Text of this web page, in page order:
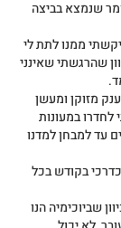
שנמצא בביצה
ממנו לתת לי
שהרגשתי שאינני
מזוקן ומעשן
לחדרו במעונות
עד למבחן למדנו
כדרכי בקודש בכל
שביוכימיה הנו